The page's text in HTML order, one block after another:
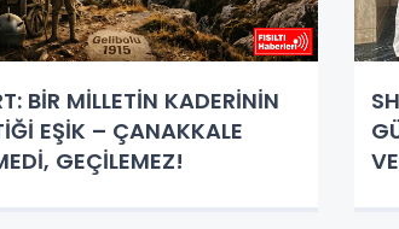
BİR MİLLETİN KADERİNİN
EŞİK – ÇANAKKALE
GEÇİLEMEZ!